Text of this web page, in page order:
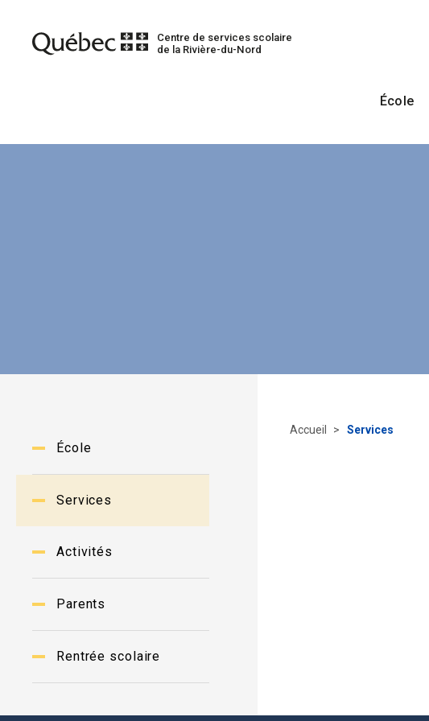
Centre de services scolaire
de la Rivière-du-Nord
École
École
Services
Activités
Parents
Rentrée scolaire
Accueil Services